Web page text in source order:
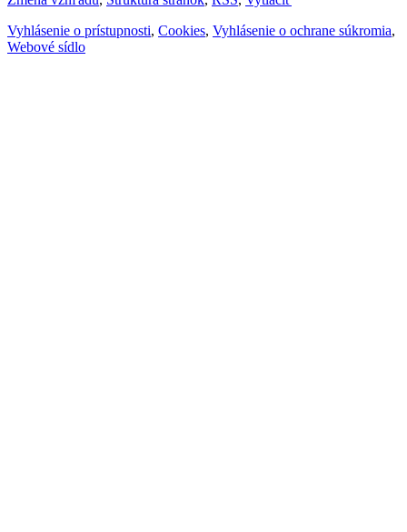
Vyhlásenie o prístupnosti, Cookies, Vyhlásenie o ochrane súkromia,
Webové sídlo